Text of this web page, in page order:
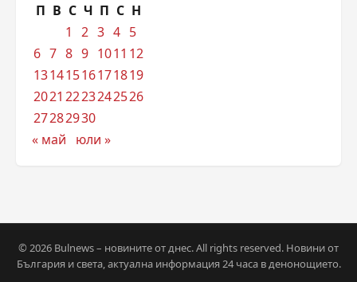
П В С Ч П С Н
1
2 3 4 5
6 7 8 9 1011 12
13141516171819
2021 2223242526
27282930
« май
юли »
© 2026 Bulnews – новините от днес. All rights reserved. Новини от
България и света, актуална информация 24 часа в денонощието.